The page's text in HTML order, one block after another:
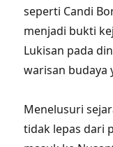
seperti Candi
menjadi bukti
Lukisan pada
warisan budaya
Menelusuri
tidak lepas dari